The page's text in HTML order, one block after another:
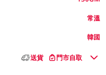
常溫
韓國
送貨 門市自取